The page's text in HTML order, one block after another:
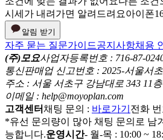
시세가 내려가면 알려드려요아이폰
알림 받기
자주 묻는 질문가이드공지사항채용
(주)모요사업자등록번호 : 716-87-
통신판매업 신고번호 : 2025-서울서
주소 : 서울 서초구 강남대로 343 11
이메일 : help@moyoplan.com
고객센터 채팅 문의 : 바로가기 전화 번
*유선 문의량이 많아 채팅 문의로 남
능합니다.운영시간- 월-목 : 10:00 ~